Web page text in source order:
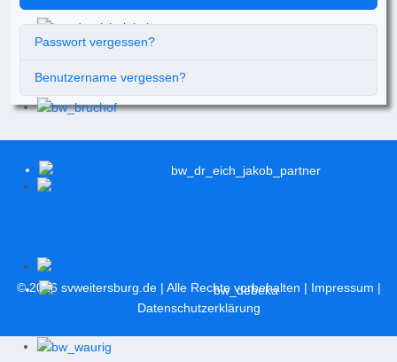
Passwort vergessen?
Benutzername vergessen?
© 2026 svweitersburg.de| Alle Rechte vorbehalten | Impressum |
Datenschutzerklärung